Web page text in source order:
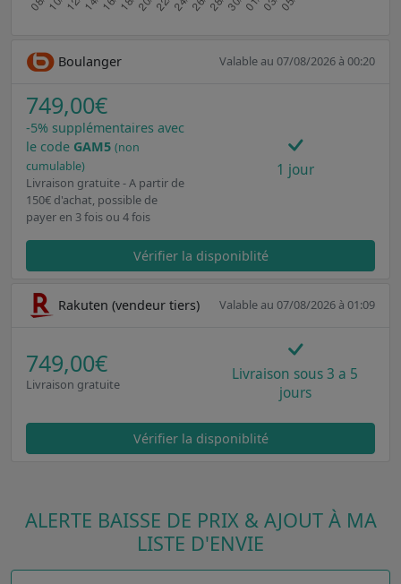
Boulanger Valable au 07/08/2026 à 00:20
749,00€
-5% supplémentaires avec
le code GAM5 (non
cumulable)
Livraison gratuite - A partir de
150€ d'achat, possible de
payer en 3 fois ou 4 fois
1 jour
Vérifier la disponiblité
Rakuten (vendeur tiers) Valable au 07/08/2026 à 01:09
749,00€
Livraison gratuite
Livraison sous 3 a 5
jours
Vérifier la disponiblité
ALERTE BAISSE DE PRIX & AJOUT À MA
LISTE D'ENVIE